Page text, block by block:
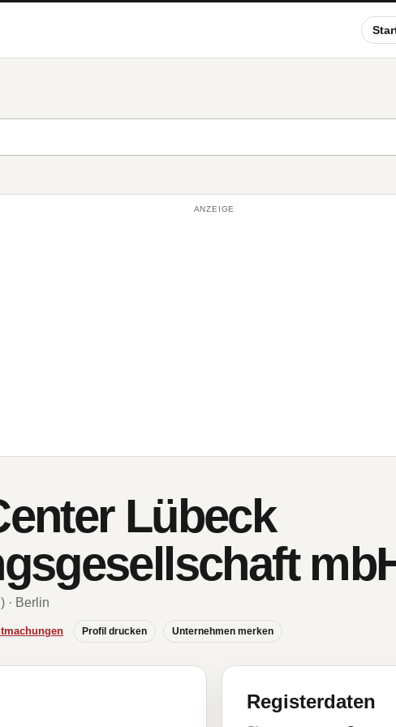
ANZEIGE
Lübeck
· Berlin
Profil drucken Unternehmen merken
Registerdaten